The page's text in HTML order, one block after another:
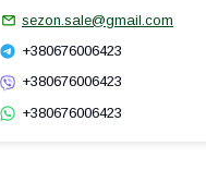
sezon.sale@gmail.com
+380676006423
+380676006423
+380676006423